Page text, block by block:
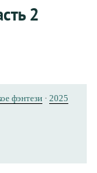
2
фэнтези · 2025